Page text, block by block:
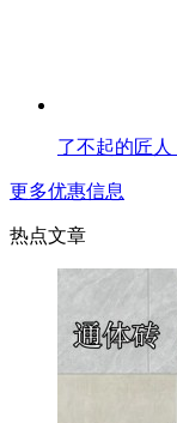
了不起的匠人
更多优惠信息
热点文章